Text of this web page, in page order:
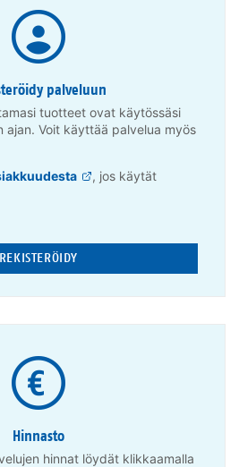
palveluun
tuotteet ovat käytössäsi
ajan. Voit käyttää palvelua myös
, jos käytät
REKISTERÖIDY
Hinnasto
hinnat löydät klikkaamalla